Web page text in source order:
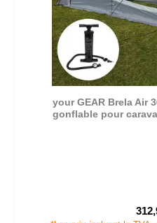
your GEAR Brela Air
gonflable pour